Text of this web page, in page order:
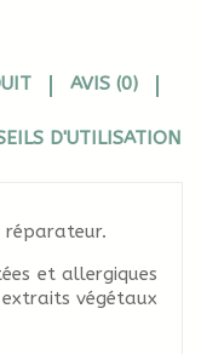
AVIS (0)
D'UTILISATION
réparateur.
et allergiques
végétaux